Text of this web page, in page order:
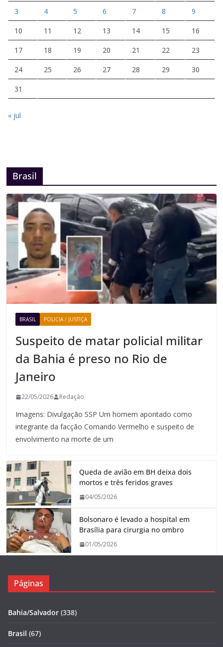
3 4 5 6 7 8 9
10 11 12 13 14 15 16
17 18 19 20 21 22 23
24 25 26 27 28 29 30
31
« jul
Brasil
BRASIL POLICIA / JUSTIÇA
Suspeito de matar policial militar
da Bahia é preso no Rio de
Janeiro
22/05/2026 Redação
Imagens: Divulgação SSP Um homem apontado como
integrante da facção Comando Vermelho e suspeito de
envolvimento na morte de um
Queda de avião em BH deixa dois
mortos e três feridos graves
04/05/2026
Bolsonaro é levado a hospital em
Brasília para cirurgia no ombro
01/05/2026
Páginas
Bahia/Salvador (338)
Brasil (67)